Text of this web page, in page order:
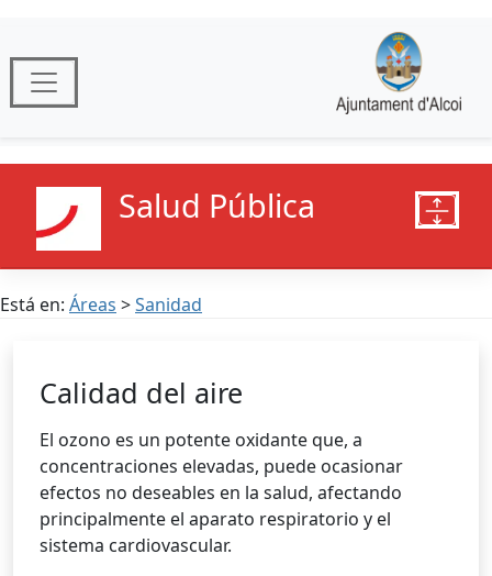
Salud Pública
Está en: Áreas >Sanidad
Calidad del aire
El ozono es un potente oxidante que, a
concentraciones elevadas, puede ocasionar
efectos no deseables en la salud, afectando
principalmente el aparato respiratorio y el
sistema cardiovascular.